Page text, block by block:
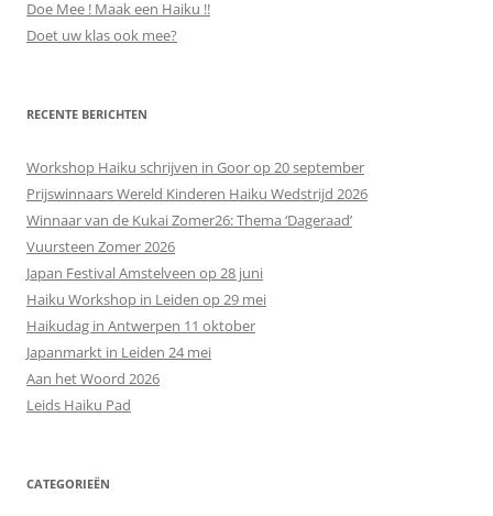
Doe Mee ! Maak een Haiku !!
Doet uw klas ook mee?
RECENTE BERICHTEN
Workshop Haiku schrijven in Goor op 20 september
Prijswinnaars Wereld Kinderen Haiku Wedstrijd 2026
Winnaar van de Kukai Zomer26: Thema ‘Dageraad’
Vuursteen Zomer 2026
Japan Festival Amstelveen op 28 juni
Haiku Workshop in Leiden op 29 mei
Haikudag in Antwerpen 11 oktober
Japanmarkt in Leiden 24 mei
Aan het Woord 2026
Leids Haiku Pad
CATEGORIEËN